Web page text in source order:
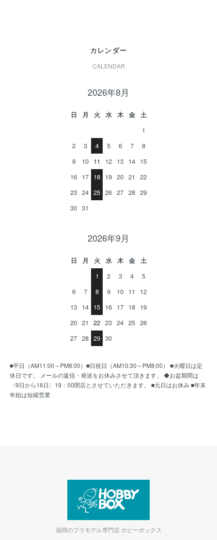
カレンダー
CALENDAR
2026年8月
日 月 火 水 木 金
土
1
2
3 4 5 6 7
8
9
10 11 12 13 14 15
16 17 18 19 20 21
22
23 24 25 26 27 28 29
30 31
2026年9月
日 月 火 水 木 金
土
1
2 3 4
5
6
7 8 9 10 11
12
13 14 15 16 17 18 19
20 21 22 23 24 25 26
27 28 29 30
■平日（AM11:00～PM8:00）■日祝日（AM10:30～PM8:00） ■火曜日は定
休日です。 メールの返信・発送をお休みさせて頂きます。 ◆お盆期間は
〈9日から16日〉19：00閉店とさせていただきます。 ■元日はお休み ■年末
年始は短縮営業
福岡のプラモデル専門店 ホビーボックス